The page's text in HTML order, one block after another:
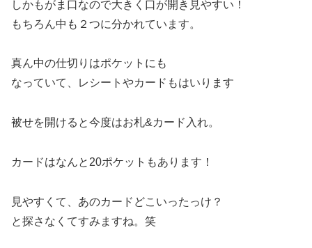
しかもがま口なので大きく口が開き見やすい！
もちろん中も２つに分かれています。
真ん中の仕切りはポケットにも
なっていて、レシートやカードもはいります
被せを開けると今度はお札&カード入れ。
カードはなんと20ポケットもあります！
見やすくて、あのカードどこいったっけ？
と探さなくてすみますね。笑